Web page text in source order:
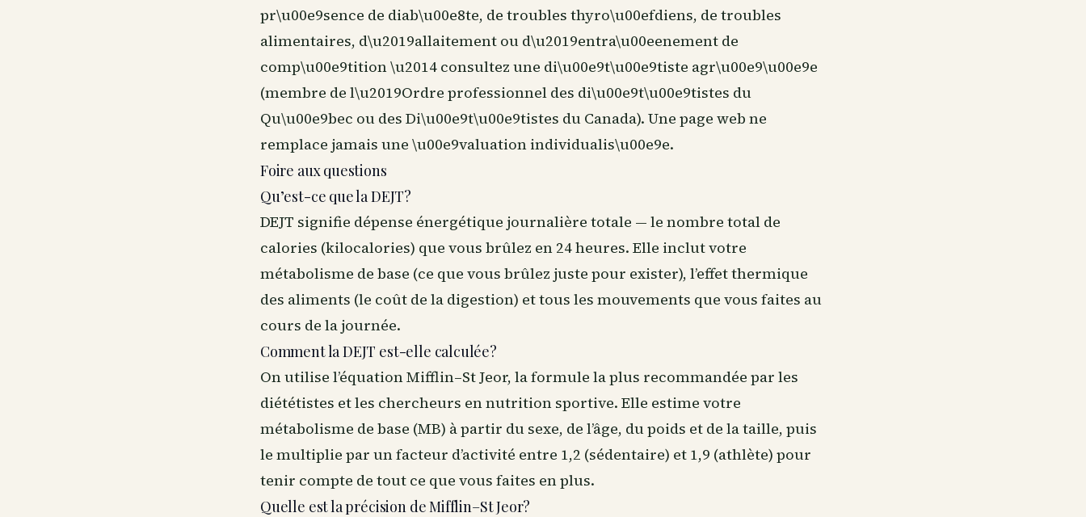
pr\u00e9sence de diab\u00e8te, de troubles thyro\u00efdiens, de troubles
alimentaires, d\u2019allaitement ou d\u2019entra\u00eenement de
comp\u00e9tition \u2014 consultez une di\u00e9t\u00e9tiste agr\u00e9\u00e9e
(membre de l\u2019Ordre professionnel des di\u00e9t\u00e9tistes du
Qu\u00e9bec ou des Di\u00e9t\u00e9tistes du Canada). Une page web ne
remplace jamais une \u00e9valuation individualis\u00e9e.
Foire aux questions
Qu’est-ce que la DEJT?
DEJT signifie dépense énergétique journalière totale — le nombre total de
calories (kilocalories) que vous brûlez en 24 heures. Elle inclut votre
métabolisme de base (ce que vous brûlez juste pour exister), l’effet thermique
des aliments (le coût de la digestion) et tous les mouvements que vous faites au
cours de la journée.
Comment la DEJT est-elle calculée?
On utilise l’équation Mifflin–St Jeor, la formule la plus recommandée par les
diététistes et les chercheurs en nutrition sportive. Elle estime votre
métabolisme de base (MB) à partir du sexe, de l’âge, du poids et de la taille, puis
le multiplie par un facteur d’activité entre 1,2 (sédentaire) et 1,9 (athlète) pour
tenir compte de tout ce que vous faites en plus.
Quelle est la précision de Mifflin–St Jeor?